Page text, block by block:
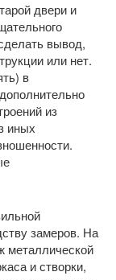
двери и
вывод,
или нет.
в
из
иных
замеров. На
металлической
и створки,